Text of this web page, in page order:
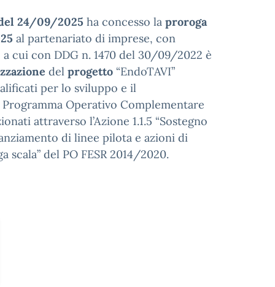
24/09/2025 ha concesso la proroga
al partenariato di imprese, con
cui con DDG n. 1470 del 30/09/2022 è
del progetto “EndoTAVI”
per lo sviluppo e il
Operativo Complementare
attraverso l’Azione 1.1.5 “Sostegno
di linee pilota e azioni di
del PO FESR 2014/2020.